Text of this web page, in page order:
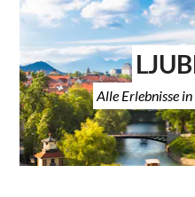
Alle Erlebnisse